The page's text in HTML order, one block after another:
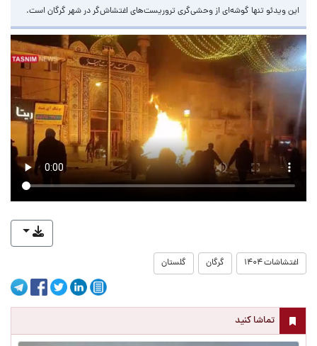
این ویدئو تنها گوشه‌ای از وحشی‌گری تروریست‌های اغتشاش‌گر در شهر گرگان است.
اغتشاشات ۱۴۰۴ گرگان گلستان
تماشا کنید